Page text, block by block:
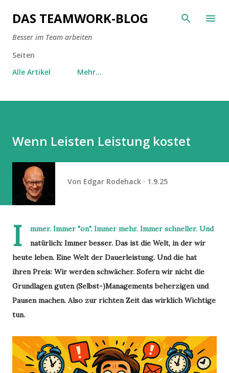
Direkt zum Hauptbereich
DAS TEAMWORK-BLOG
Besser im Team arbeiten
Seiten
Alle Artikel
Mehr…
Wenn Leisten Leistung kostet
Von Edgar Rodehack 1.9.25
I
mmer. Immer "on". Immer mehr. Immer schneller. Und
natürlich: Immer besser. Das ist die Welt, in der wir
heute leben. Eine Welt der Dauerleistung. Und die hat
ihren Preis: Wir werden schwächer. Sofern wir nicht die
Grundlagen guten (Selbst-)Managements beherzigen und
Pausen machen. Also zur richten Zeit das wirklich Wichtige
tun.